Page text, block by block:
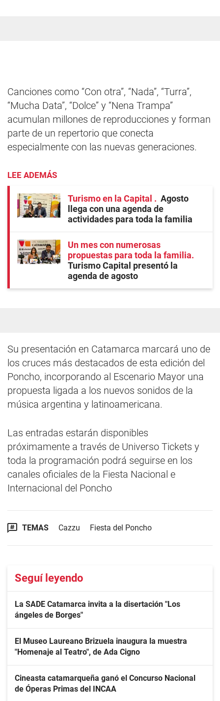
Canciones como “Con otra”, “Nada”, “Turra”,
“Mucha Data”, “Dolce” y “Nena Trampa”
acumulan millones de reproducciones y forman
parte de un repertorio que conecta
especialmente con las nuevas generaciones.
LEE ADEMÁS
Turismo en la Capital
Agosto
llega con una agenda de
actividades para toda la familia
Un mes con numerosas
propuestas para toda la familia
Turismo Capital presentó la
agenda de agosto
Su presentación en Catamarca marcará uno de
los cruces más destacados de esta edición del
Poncho, incorporando al Escenario Mayor una
propuesta ligada a los nuevos sonidos de la
música argentina y latinoamericana.
Las entradas estarán disponibles
próximamente a través de Universo Tickets y
toda la programación podrá seguirse en los
canales oficiales de la Fiesta Nacional e
Internacional del Poncho
TEMAS Cazzu Fiesta del Poncho
Seguí leyendo
La SADE Catamarca invita a la disertación "Los
ángeles de Borges"
El Museo Laureano Brizuela inaugura la muestra
"Homenaje al Teatro", de Ada Cigno
Cineasta catamarqueña ganó el Concurso Nacional
de Óperas Primas del INCAA